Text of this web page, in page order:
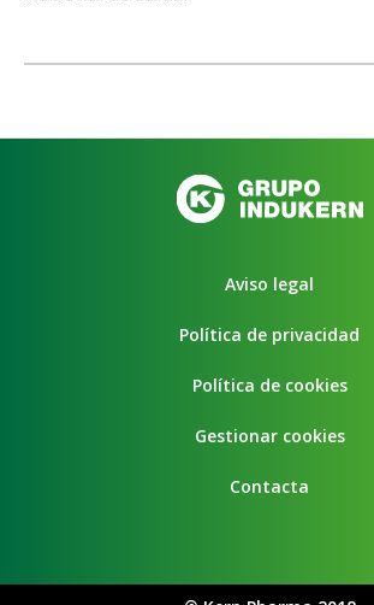
Aviso legal
Política de privacidad
Política de cookies
Gestionar cookies
Contacta